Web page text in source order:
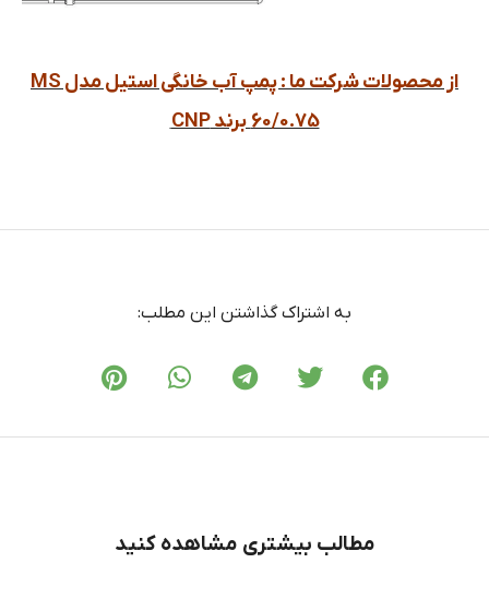
از محصولات شرکت ما : پمپ آب خانگی استیل مدل MS
60/0.75 برند CNP
به اشتراک گذاشتن این مطلب:
مطالب بیشتری مشاهده کنید